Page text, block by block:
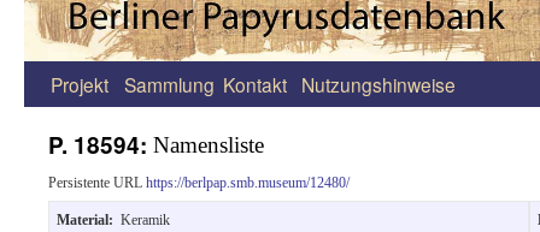
Zum
springen
Projekt Sammlung Kontakt Nutzungshinweise
P. 18594: Namensliste
Persistente URL https://berlpap.smb.museum/12480/
Material: Keramik